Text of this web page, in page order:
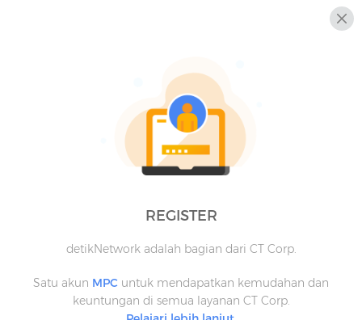
REGISTER
detikNetwork adalah bagian dari CT Corp.
Satu akun MPC untuk mendapatkan kemudahan dan
keuntungan di semua layanan CT Corp.